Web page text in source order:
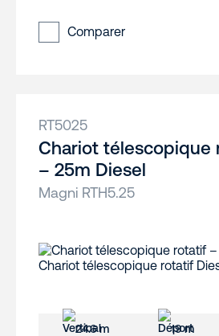
Comparer
RT5025
Chariot télescopique
– 25m Diesel
Magni RTH5.25
24.6 m 19 m